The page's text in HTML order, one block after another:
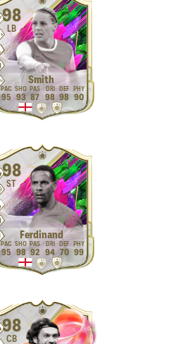
98
LB
Smith
95 93 87 98 98 90
98
ST
Ferdinand
95 98 92 94 70 99
98
CB